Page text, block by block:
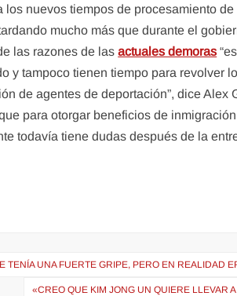
los nuevos tiempos de procesamiento de
mucho más que durante el
las razones de lasactuales demoras
y tampoco tienen tiempo para revolver
de agentes de deportación”, dice
para otorgar beneficios de
todavía tiene dudas después de la
TENÍA UNA FUERTE GRIPE, PERO EN REALIDAD
«CREO QUE KIM JONG UN QUIERE LLEVAR